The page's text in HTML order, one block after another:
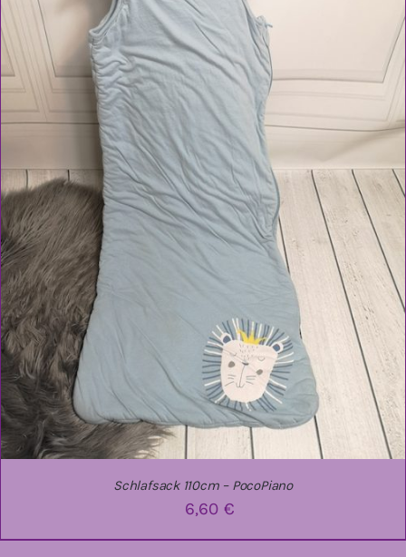
IN DEN WARENKORB DETAILS
Schlafsack 110cm – PocoPiano
6,60€